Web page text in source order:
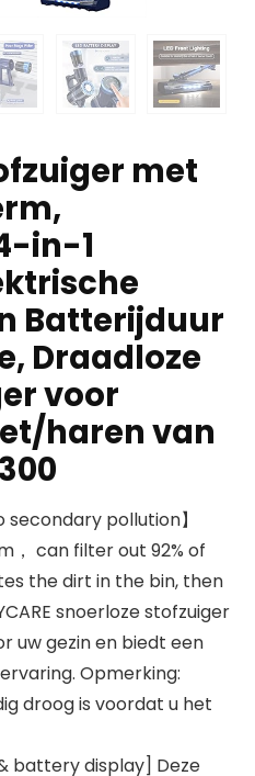
met
in-1
Batterijduur
Draadloze
voor
haren van
pollution】
can filter out 92% of
the dirt in the bin, then
snoerloze stofzuiger
uw gezin en biedt een
Opmerking:
droog is voordat u het
battery display] Deze